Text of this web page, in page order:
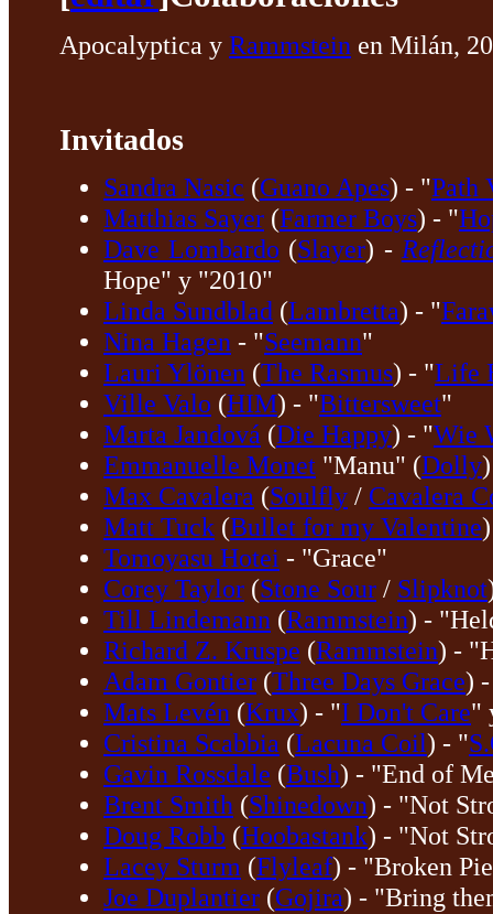
Apocalyptica y Rammstein en Milán,
Invitados
Sandra Nasic (Guano Apes) - "Path
Matthias Sayer (Farmer Boys) - "
Dave Lombardo (Slayer) -
Hope" y "2010"
Linda Sundblad (Lambretta) - "
Nina Hagen - "Seemann"
Lauri Ylönen (The Rasmus) - "Life
Ville Valo (HIM) - "Bittersweet"
Marta Jandová (Die Happy) - "Wie
Emmanuelle Monet "Manu" (Dolly
Max Cavalera (Soulfly / Cavalera
Matt Tuck (Bullet for my Valentine
Tomoyasu Hotei - "Grace"
Corey Taylor (Stone Sour / Slipknot
Till Lindemann (Rammstein) -
Richard Z. Kruspe (Rammstein) -
Adam Gontier (Three Days Grace)
Mats Levén (Krux) - "I Don't Care"
Cristina Scabbia (Lacuna Coil) - "
Gavin Rossdale (Bush) - "End of
Brent Smith (Shinedown) - "Not
Doug Robb (Hoobastank) - "Not
Lacey Sturm (Flyleaf) - "Broken
Joe Duplantier (Gojira) - "Bring